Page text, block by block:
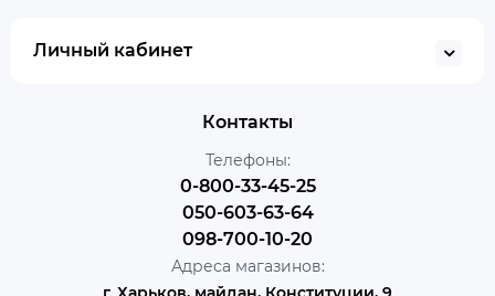
Личный кабинет
Контакты
Телефоны:
0-800-33-45-25
050-603-63-64
098-700-10-20
Адреса магазинов: